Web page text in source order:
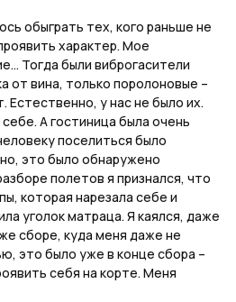
обыграть тех, кого раньше не
характер. Мое
Тогда были виброгасители
от вина, только поролоновые –
у нас не было их.
А гостиница была очень
поселиться было
это было обнаружено
полетов я признался, что
которая нарезала себе и
уголок матраца. Я каялся, даже
сборе, куда меня даже не
это было уже в конце сбора –
себя на корте. Меня